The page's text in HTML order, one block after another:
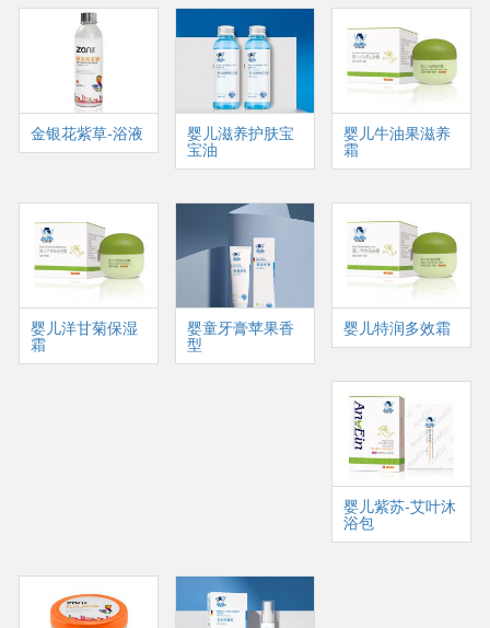
金银花紫草-浴液 婴儿滋养护肤宝
宝油
婴儿牛油果滋养
霜
婴儿洋甘菊保湿
霜
婴童牙膏苹果香
型
婴儿特润多效霜
婴儿紫苏-艾叶沐
浴包